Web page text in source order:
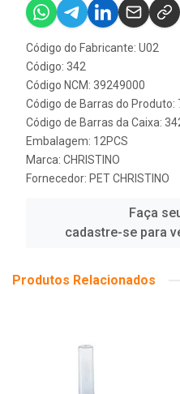
Código do Fabricante: U02
Código: 342
Código NCM: 39249000
Código de Barras do
Código de Barras da Caixa:
Embalagem: 12PCS
Marca: CHRISTINO
Fornecedor: PET CHRISTINO
Faça
cadastre-se para
Produtos Relacionados